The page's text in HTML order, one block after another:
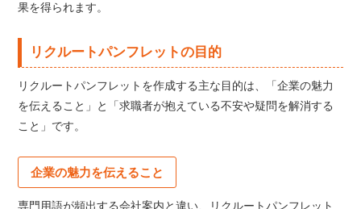
果を得られます。
リクルートパンフレットの目的
リクルートパンフレットを作成する主な目的は、「企業の魅力
を伝えること」と「求職者が抱えている不安や疑問を解消する
こと」です。
企業の魅力を伝えること
専門用語が頻出する会社案内と違い、リクルートパンフレット